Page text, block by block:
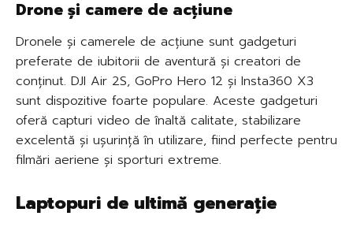
Drone și camere de acțiune
Dronele și camerele de acțiune sunt gadgeturi
preferate de iubitorii de aventură și creatori de
conținut. DJI Air 2S, GoPro Hero 12 și Insta360 X3
sunt dispozitive foarte populare. Aceste gadgeturi
oferă capturi video de înaltă calitate, stabilizare
excelentă și ușurință în utilizare, fiind perfecte pentru
filmări aeriene și sporturi extreme.
Laptopuri de ultimă generație